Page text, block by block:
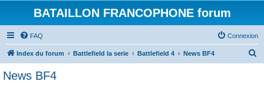
BATAILLON FRANCOPHONE forum
FAQ Connexion
Index du forum Battlefield la serie Battlefield 4 News BF4
News BF4